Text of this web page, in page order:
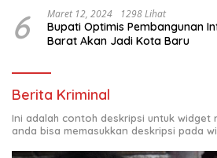
6 Maret 12, 2024 1298 Lihat
Bupati Optimis Pembangunan
Barat Akan Jadi Kota Baru
Berita Kriminal
Ini adalah contoh deskripsi untuk widget
anda bisa memasukkan deskripsi pada